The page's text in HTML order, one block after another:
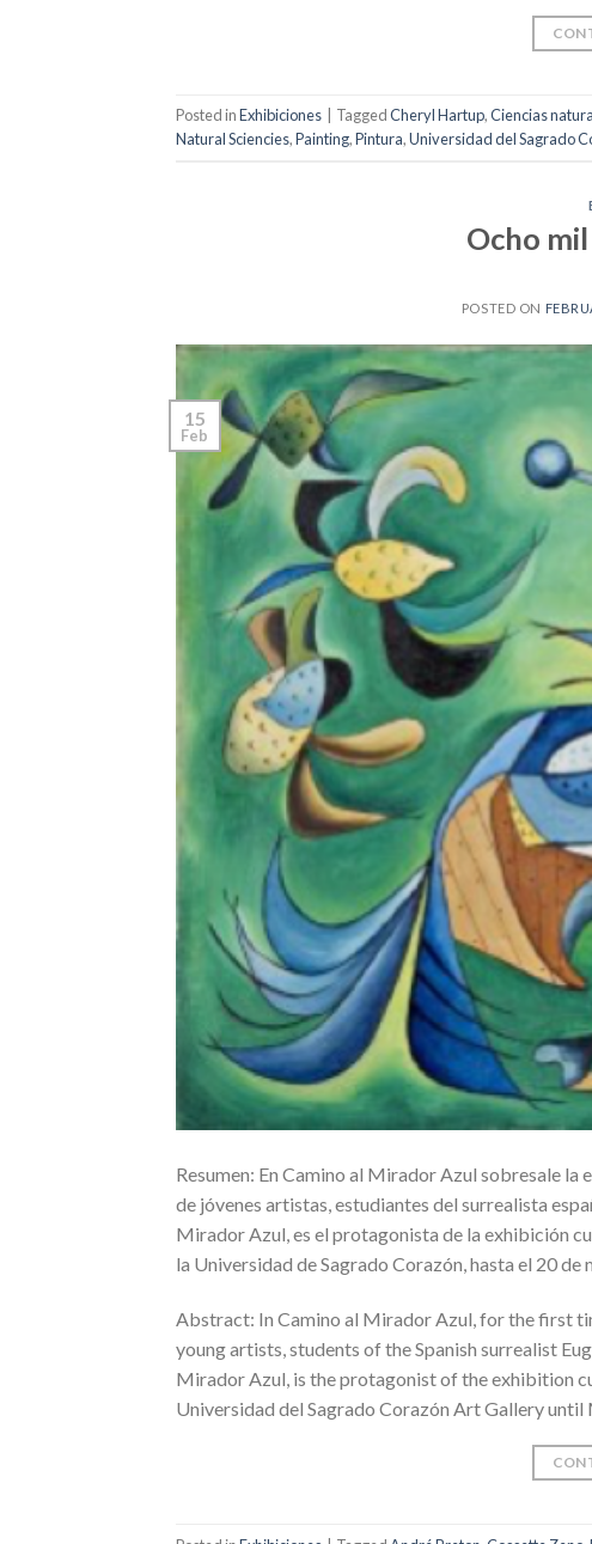
Posted inExhibiciones TaggedCheryl Hartup,Ciencias
Natural Sciencies,Painting,Pintura,Universidad del Sagrado
Ocho
POSTED ON
15
Feb
Resumen: En Camino al Mirador Azul sobresale
de jóvenes artistas, estudiantes del surrealista
Mirador Azul, es el protagonista de la exhibición
la Universidad de Sagrado Corazón, hasta el 20 de
Abstract: In Camino al Mirador Azul, for the first
young artists, students of the Spanish surrealist
Mirador Azul, is the protagonist of the exhibition
Universidad del Sagrado Corazón Art Gallery until